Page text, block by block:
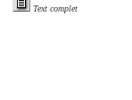
Text complet